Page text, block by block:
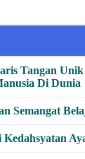
Tangan Unik
Di Dunia
Semangat
Kedahsyatan